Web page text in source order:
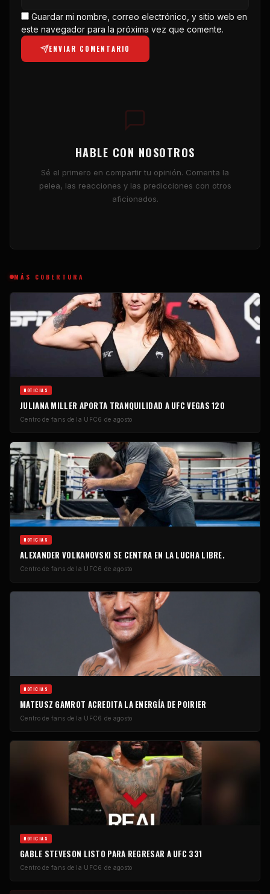
Guardar mi nombre, correo electrónico, y sitio web en
este navegador para la próxima vez que comente.
ENVIAR COMENTARIO
HABLE CON NOSOTROS
Sé el primero en compartir tu opinión. Comenta la
pelea, las reacciones y las predicciones con otros
aficionados.
MÁS COBERTURA
NOTICIAS
JULIANA MILLER APORTA TRANQUILIDAD A UFC VEGAS 120
Centro de fans de la UFC6 de agosto
NOTICIAS
ALEXANDER VOLKANOVSKI SE CENTRA EN LA LUCHA LIBRE.
Centro de fans de la UFC6 de agosto
NOTICIAS
MATEUSZ GAMROT ACREDITA LA ENERGÍA DE POIRIER
Centro de fans de la UFC6 de agosto
NOTICIAS
GABLE STEVESON LISTO PARA REGRESAR A UFC 331
Centro de fans de la UFC6 de agosto